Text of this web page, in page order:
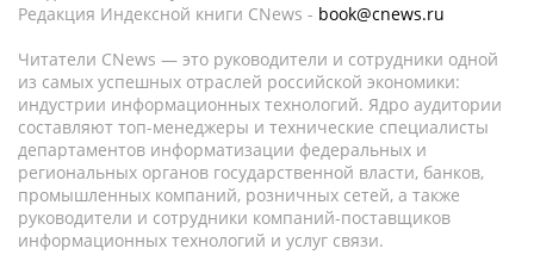
Редакция Индексной книги CNews - book@cnews.ru
Читатели CNews — это руководители и сотрудники одной
из самых успешных отраслей российской экономики:
индустрии информационных технологий. Ядро аудитории
составляют топ-менеджеры и технические специалисты
департаментов информатизации федеральных и
региональных органов государственной власти, банков,
промышленных компаний, розничных сетей, а также
руководители и сотрудники компаний-поставщиков
информационных технологий и услуг связи.